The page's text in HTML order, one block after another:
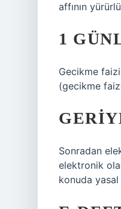
affının
1
Gecikme
(gecikme
Sonradan
elektronik
konuda